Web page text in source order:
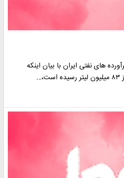
های نفتی ایران با بیان اینکه